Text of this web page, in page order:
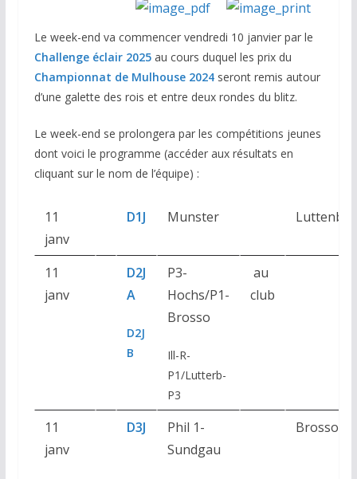
Le week-end va commencer vendredi 10 janvier par le
Challenge éclair 2025au cours duquel les prix du
Championnat de Mulhouse 2024seront remis autour
d’une galette des rois et entre deux rondes du blitz.
Le week-end se prolongera par les compétitions jeunes
dont voici le programme (accéder aux résultats en
cliquant sur le nom de l’équipe) :
11
janv
D1J Munster
11
janv
D2J
A
D2J
B
P3-
Hochs/P1-
Brosso
Ill-R-
P1/Lutterb-
P3
au
club
11
janv
D3J
Phil 1-
Sundgau